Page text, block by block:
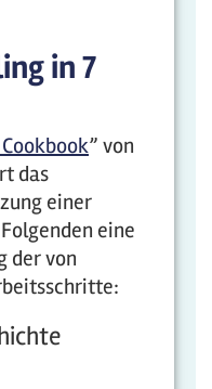
in 7
” von
das
einer
eine
der von